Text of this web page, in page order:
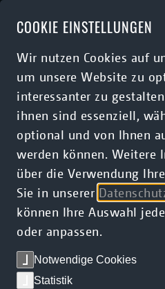
COOKIE EINSTELLUNGEN
Wir nutzen Cookies auf
um unsere Website zu
interessanter zu
ihnen sind essenziell,
optional und von Ihnen
werden können. Weitere
über die Verwendung
Sie in unserer
können Ihre Auswahl
oder anpassen.
Notwendige Cookies
Statistik